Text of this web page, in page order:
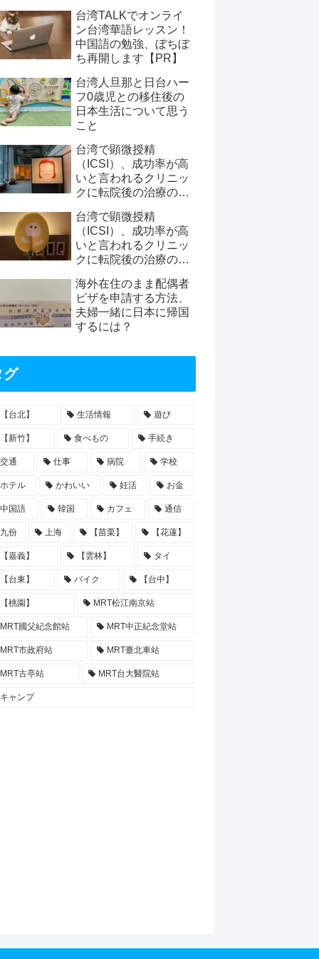
台湾TALKでオンライ
ン台湾華語レッスン！
中国語の勉強、ぼちぼ
ち再開します【PR】
台湾人旦那と日台ハー
フ0歳児との移住後の
日本生活について思う
こと
台湾で顕微授精
（ICSI）、成功率が高
いと言われるクリニッ
クに転院後の治療の記
半～ERAと移植】
台湾で顕微授精
（ICSI）、成功率が高
いと言われるクリニッ
クに転院後の治療の記
半～採卵まで】
海外在住のまま配偶者
ビザを申請する方法、
夫婦一緒に日本に帰国
するには？
グ
【台北】 生活情報 遊び
【新竹】 食べもの 手続き
交通 仕事 病院 学校
ホテル かわいい 妊活 お金
中国語 韓国 カフェ 通信
九份 上海 【苗栗】 【花蓮】
【嘉義】 【雲林】 タイ
【台東】 バイク 【台中】
【桃園】 MRT松江南京站
MRT國父紀念館站 MRT中正紀念堂站
MRT市政府站 MRT臺北車站
MRT古亭站 MRT台大醫院站
キャンプ